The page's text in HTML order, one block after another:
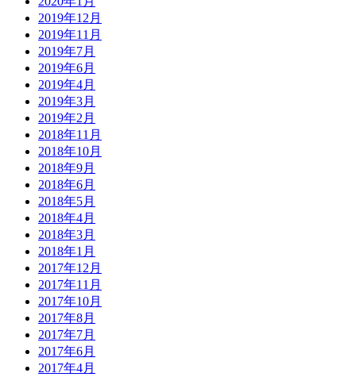
2019年12月
2019年11月
2019年7月
2019年6月
2019年4月
2019年3月
2019年2月
2018年11月
2018年10月
2018年9月
2018年6月
2018年5月
2018年4月
2018年3月
2018年1月
2017年12月
2017年11月
2017年10月
2017年8月
2017年7月
2017年6月
2017年4月